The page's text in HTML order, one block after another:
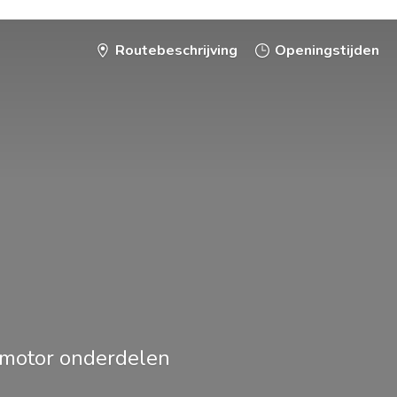
Routebeschrijving Openingstijden
onderdelen